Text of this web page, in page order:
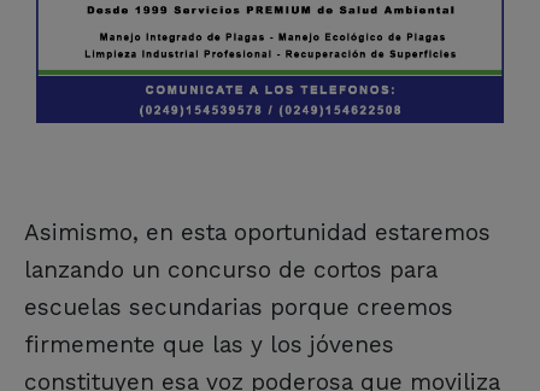
Asimismo, en esta oportunidad estaremos
lanzando un concurso de cortos para
escuelas secundarias porque creemos
firmemente que las y los jóvenes
constituyen esa voz poderosa que moviliza